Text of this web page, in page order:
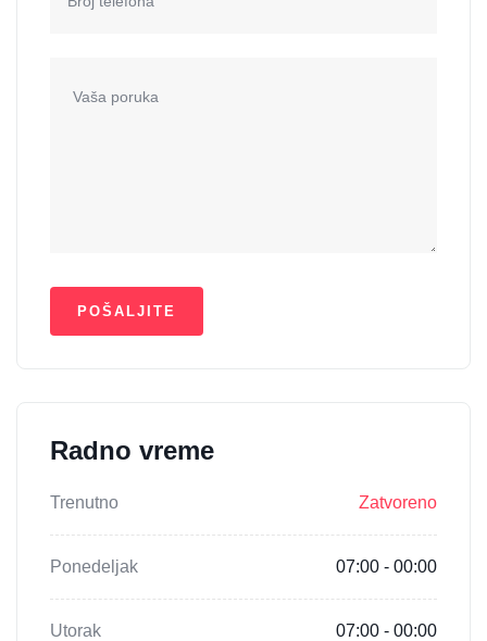
Radno vreme
Trenutno Zatvoreno
Ponedeljak 07:00 - 00:00
Utorak 07:00 - 00:00